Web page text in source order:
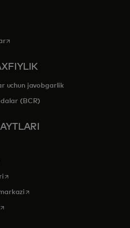
tab
opens in a new tab
uchun javobgarlik
(BCR)
tab
in a new tab
opens in a new tab
opens in a new tab
in a new tab